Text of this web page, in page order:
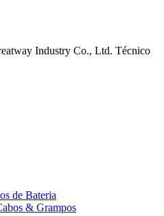
Industry Co., Ltd. Técnico
de Bateria
& Grampos